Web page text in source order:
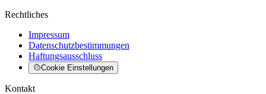
Rechtliches
Impressum
Datenschutzbestimmungen
Haftungsausschluss
Cookie Einstellungen
Kontakt